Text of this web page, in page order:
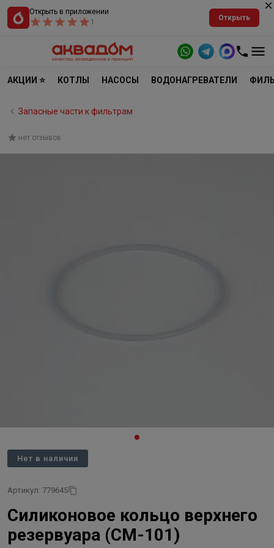
Открыть в приложении
1
Открыть
АКЦИИ ⭐ КОТЛЫ НАСОСЫ ВОДОНАГРЕВАТЕЛИ
Запасные части к фильтрам
нет отзывов
Нет в наличии
Артикул: 779645
Силиконовое кольцо верхнего
резервуара (СМ-101)